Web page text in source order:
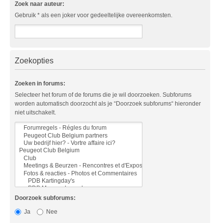
Zoek naar auteur:
Gebruik * als een joker voor gedeeltelijke overeenkomsten.
Zoekopties
Zoeken in forums:
Selecteer het forum of de forums die je wil doorzoeken. Subforums
worden automatisch doorzocht als je “Doorzoek subforums“ hieronder
niet uitschakelt.
Doorzoek subforums:
Ja
Nee